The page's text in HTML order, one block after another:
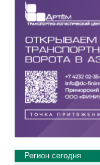
Регион сегодня